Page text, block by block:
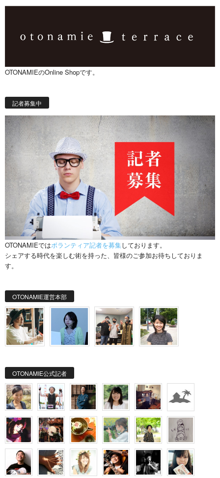
OTONAMIEのOnline Shopです。
記者募集中
OTONAMIEではボランティア記者を募集しております。
シェアする時代を楽しむ術を持った、皆様のご参加お待ちしておりま
す。
OTONAMIE運営本部
OTONAMIE公式記者